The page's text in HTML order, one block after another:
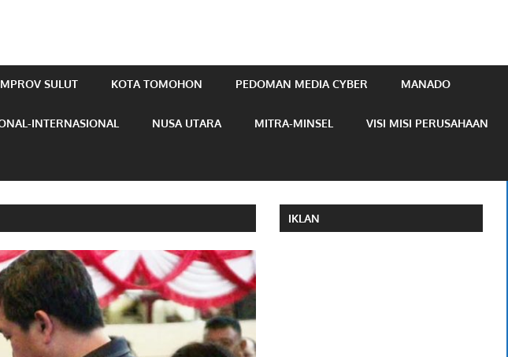
SULUT KOTA TOMOHON PEDOMAN MEDIA CYBER MANADO
INTERNASIONAL NUSA UTARA MITRA-MINSEL VISI MISI PERUSAHAAN
IKLAN